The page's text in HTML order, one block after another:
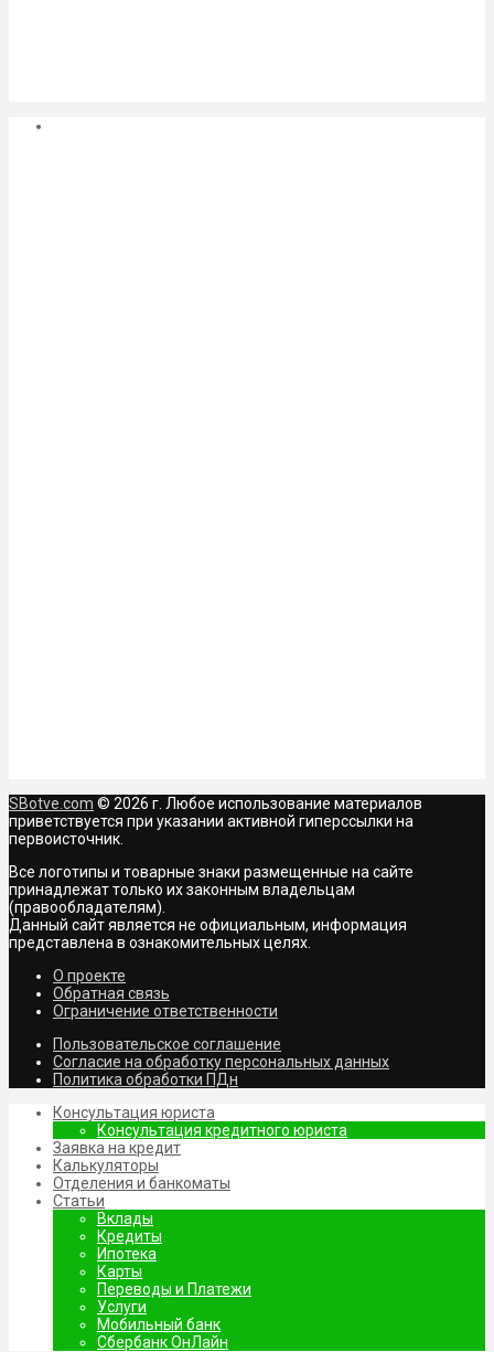
SBotve.com © 2026 г. Любое использование материалов
приветствуется при указании активной гиперссылки на
первоисточник.
Все логотипы и товарные знаки размещенные на сайте
принадлежат только их законным владельцам
(правообладателям).
Данный сайт является не официальным, информация
представлена в ознакомительных целях.
О проекте
Обратная связь
Ограничение ответственности
Пользовательское соглашение
Согласие на обработку персональных данных
Политика обработки ПДн
Консультация юриста
Консультация кредитного юриста
Заявка на кредит
Калькуляторы
Отделения и банкоматы
Статьи
Вклады
Кредиты
Ипотека
Карты
Переводы и Платежи
Услуги
Мобильный банк
Сбербанк ОнЛайн